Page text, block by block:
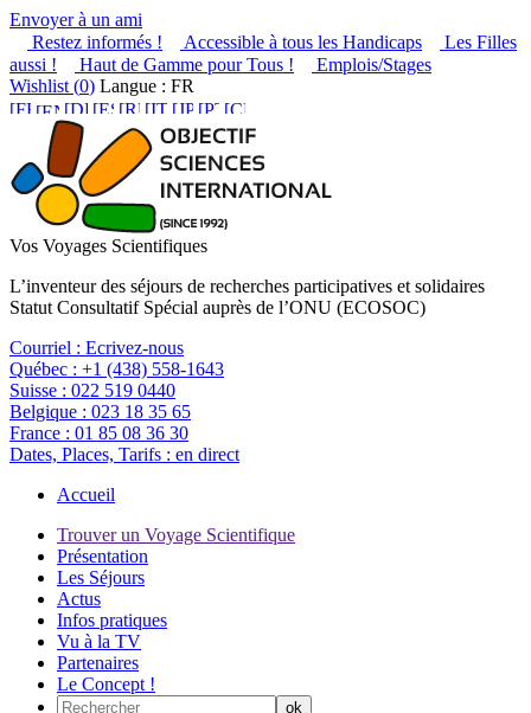
Envoyer à un ami
Restez informés !
Accessible à tous les Handicaps
Les Filles
aussi !
Haut de Gamme pour Tous !
Emplois/Stages
Wishlist (0) Langue : FR
Vos Voyages Scientifiques
L’inventeur des séjours de recherches participatives et solidaires
Statut Consultatif Spécial auprès de l’ONU (ECOSOC)
Courriel : Ecrivez-nous
Québec : +1 (438) 558-1643
Suisse : 022 519 0440
Belgique : 023 18 35 65
France : 01 85 08 36 30
Dates, Places, Tarifs : en direct
Accueil
Trouver un Voyage Scientifique
Présentation
Les Séjours
Actus
Infos pratiques
Vu à la TV
Partenaires
Le Concept !